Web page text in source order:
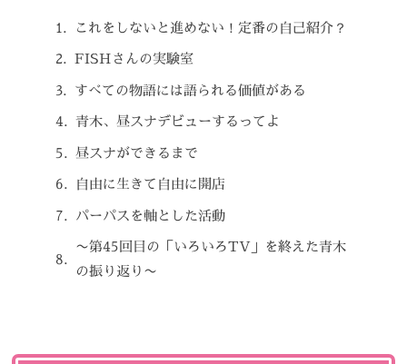
これをしないと進めない！定番の自己紹介？
FISHさんの実験室
すべての物語には語られる価値がある
青木、昼スナデビューするってよ
昼スナができるまで
自由に生きて自由に開店
パーパスを軸とした活動
〜第45回目の「いろいろTV」を終えた青木
の振り返り〜